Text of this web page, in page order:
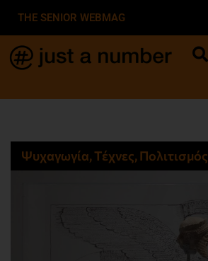
THE SENIOR WEBMAG
Ψυχαγωγία, Τέχνες, Πολιτισμός